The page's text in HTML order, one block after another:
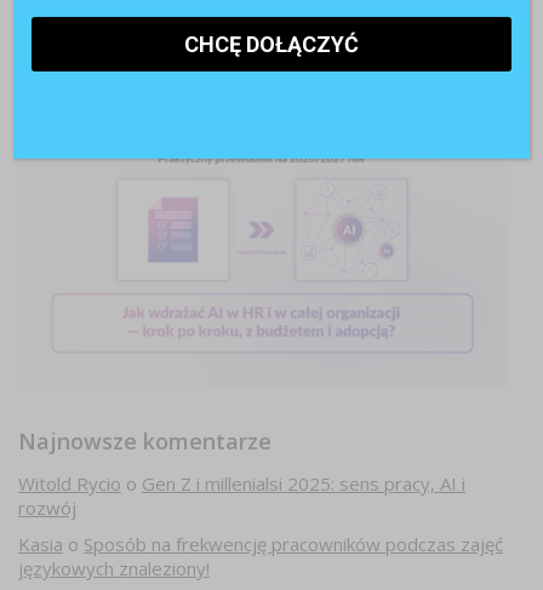
Najnowsze komentarze
Witold Rycio o Gen Z i millenialsi 2025: sens pracy, AI i
rozwój
Kasia o Sposób na frekwencję pracowników podczas zajęć
językowych znaleziony!